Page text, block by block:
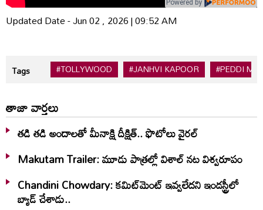
Powered by
Updated Date - Jun 02 , 2026 | 09:52 AM
Tags #TOLLYWOOD #JANHVI KAPOOR #PEDDI
తాజా వార్తలు
తడి తడి అందాలతో మీనాక్షి దీక్షిత్‌.. ఫొటోలు వైరల్
Makutam Trailer: మూడు పాత్రల్లో విశాల్ నట విశ్వరూపం
Chandini Chowdary: కమిట్‌మెంట్ ఇవ్వలేదని ఇండస్ట్రీలో
బ్యాడ్ చేశాడు..